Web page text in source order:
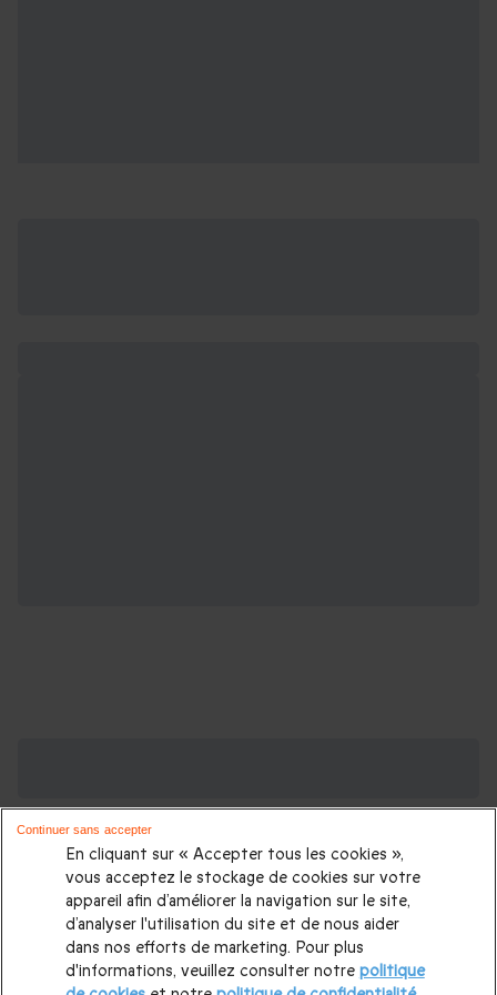
Cadeau anniversaire femme
Coffret cadeau Noël|Cadeau Noël femme|Cadeau Noël
homme|Idée cadeau Femme|Idée cadeau Homme
Cadeau Couple |Cadeaux Fête des Mères |Cadeaux Fête
des Pères|Cadeaux Saint Valentin|Cadeaux Saint Valentin
En cliquant sur « Accepter tous les cookies »,
vous acceptez le stockage de cookies sur votre
appareil afin d’améliorer la navigation sur le site,
d’analyser l'utilisation du site et de nous aider
dans nos efforts de marketing. Pour plus
d'informations, veuillez consulter notre politique
Continuer sans accepter